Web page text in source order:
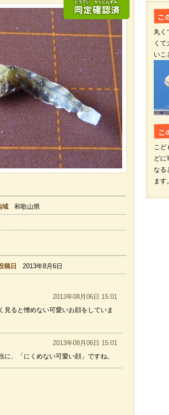
域 和歌山県
稿日 2013年8月6日
2013年08月06日 15:01
見ると憎めない可愛いお顔をしていま
2013年08月06日 15:01
、「にくめない可愛い顔」ですね。
丸く
く
いこ
こど
どに
なる
ます。